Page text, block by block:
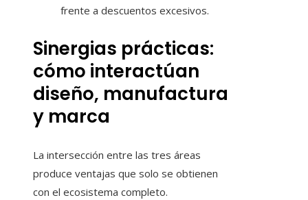
frente a descuentos excesivos.
Sinergias prácticas:
cómo interactúan
diseño, manufactura
y marca
La intersección entre las tres áreas
produce ventajas que solo se obtienen
con el ecosistema completo.